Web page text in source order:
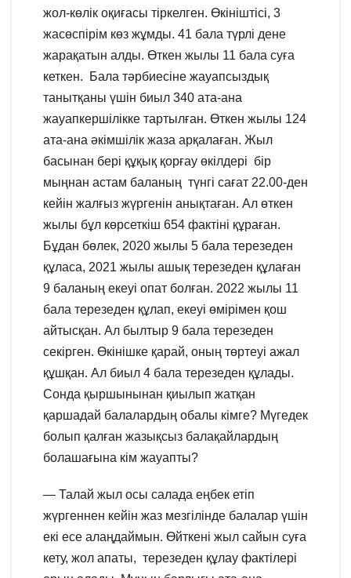
жол-көлік оқиғасы тіркелген. Өкініштісі, 3
жасөспірім көз жұмды. 41 бала түрлі дене
жарақатын алды. Өткен жылы 11 бала суға
кеткен. Бала тәрбиесіне жауапсыздық
танытқаны үшін биыл 340 ата-ана
жауапкершілікке тартылған. Өткен жылы 124
ата-ана әкімшілік жаза арқалаған. Жыл
басынан бері құқық қорғау өкілдері бір
мыңнан астам баланың түнгі сағат 22.00-ден
кейін жалғыз жүргенін анықтаған. Ал өткен
жылы бұл көрсеткіш 654 фактіні құраған.
Бұдан бөлек, 2020 жылы 5 бала терезеден
құласа, 2021 жылы ашық терезеден құлаған
9 баланың екеуі опат болған. 2022 жылы 11
бала терезеден құлап, екеуі өмірімен қош
айтысқан. Ал былтыр 9 бала терезеден
секірген. Өкінішке қарай, оның төртеуі ажал
құшқан. Ал биыл 4 бала терезеден құлады.
Сонда қыршынынан қиылып жатқан
қаршадай балалардың обалы кімге? Мүгедек
болып қалған жазықсыз балақайлардың
болашағына кім жауапты?
— Талай жыл осы салада еңбек етіп
жүргеннен кейін жаз мезгілінде балалар үшін
екі есе алаңдаймын. Өйткені жыл сайын суға
кету, жол апаты, терезеден құлау фактілері